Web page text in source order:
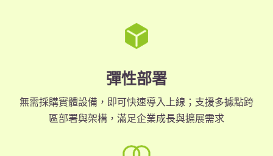
彈性部署
無需採購實體設備，即可快速導入上線；支援多據點跨
區部署與架構，滿足企業成長與擴展需求